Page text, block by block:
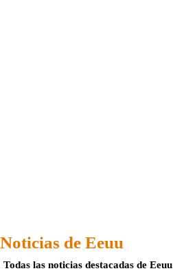
Noticias de Eeuu
Todas las noticias destacadas de Eeuu